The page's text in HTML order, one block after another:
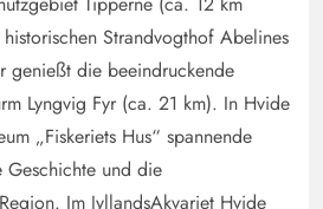
Strandvogthof Abelines
genießt die beeindruckende
Lyngvig Fyr (ca. 21 km). In Hvide
„Fiskeriets Hus“ spannende
und die
Im JyllandsAkvariet Hvide